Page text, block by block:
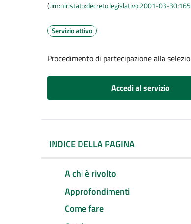
(urn:nir:stato:decreto.legislativo:2001-03-
Servizio attivo
Procedimento di partecipazione alla
Accedi al servizio
INDICE DELLA PAGINA
A chi è rivolto
Approfondimenti
Come fare